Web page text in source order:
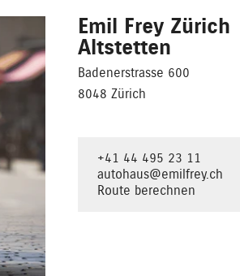
Emil Frey Zürich
Altstetten
Badenerstrasse 600
8048 Zürich
+41 44 495 23 11
autohaus@emilfrey.ch
Route berechnen